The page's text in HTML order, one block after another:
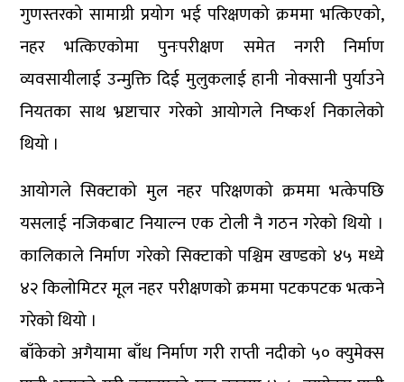
गुणस्तरको सामाग्री प्रयोग भई परिक्षणको क्रममा भत्किएको,
नहर भत्किएकोमा पुनःपरीक्षण समेत नगरी निर्माण
व्यवसायीलाई उन्मुक्ति दिई मुलुकलाई हानी नोक्सानी पुर्याउने
नियतका साथ भ्रष्टाचार गरेको आयोगले निष्कर्श निकालेको
थियो ।
आयोगले सिक्टाको मुल नहर परिक्षणको क्रममा भत्केपछि
यसलाई नजिकबाट नियाल्न एक टोली नै गठन गरेको थियो ।
कालिकाले निर्माण गरेको सिक्टाको पश्चिम खण्डको ४५ मध्ये
४२ किलोमिटर मूल नहर परीक्षणको क्रममा पटकपटक भत्कने
गरेको थियो ।
बाँकेको अगैयामा बाँध निर्माण गरी राप्ती नदीको ५० क्युमेक्स